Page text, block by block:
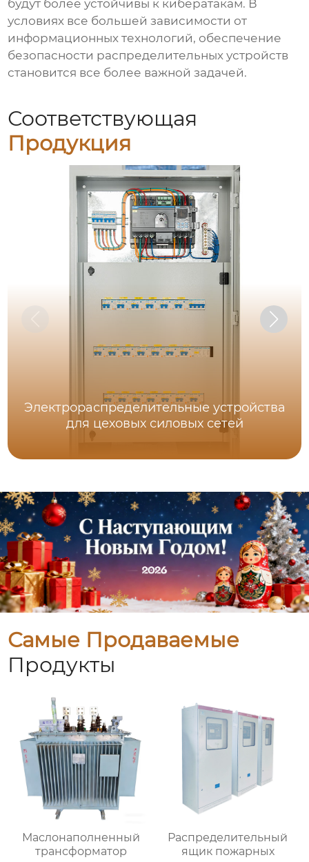
будут более устойчивы к кибератакам. В
условиях все большей зависимости от
информационных технологий, обеспечение
безопасности распределительных устройств
становится все более важной задачей.
Соответствующая
Продукция
Электрораспределительные устройства
для цеховых силовых сетей
Самые Продаваемые
Продукты
Маслонаполненный
трансформатор
Распределительный
ящик пожарных